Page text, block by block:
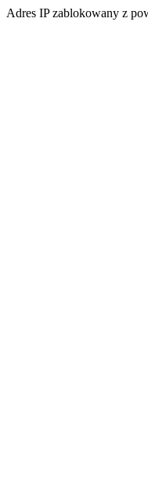
Adres IP zablokowany z